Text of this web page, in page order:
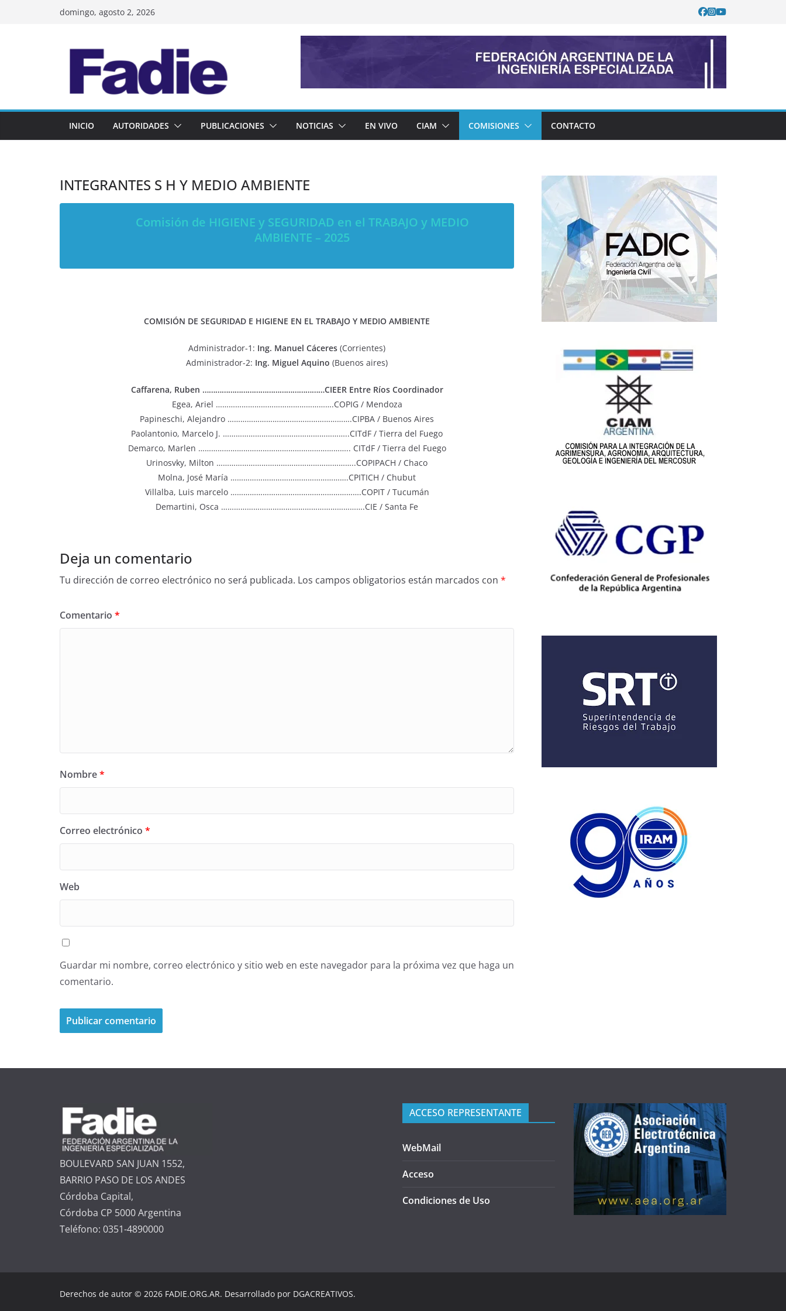
domingo, agosto 2, 2026
INICIO AUTORIDADES PUBLICACIONES NOTICIAS EN VIVO CIAM COMISIONES CONTACTO
INTEGRANTES S H Y MEDIO AMBIENTE
Comisión de HIGIENE y SEGURIDAD en el TRABAJO y MEDIO
AMBIENTE – 2025
COMISIÓN DE SEGURIDAD E HIGIENE EN EL TRABAJO Y MEDIO AMBIENTE
Administrador-1: Ing. Manuel Cáceres (Corrientes)
Administrador-2: Ing. Miguel Aquino (Buenos aires)
Caffarena, Ruben …………………………………………………CIEER Entre Ríos Coordinador
Egea, Ariel ……………………………………………….COPIG / Mendoza
Papineschi, Alejandro ………………………………………………….CIPBA / Buenos Aires
Paolantonio, Marcelo J. …………………………………………………..CITdF / Tierra del Fuego
Demarco, Marlen …………………………………………………………….. CITdF / Tierra del Fuego
Urinosvky, Milton ………………………………………………………..COPIPACH / Chaco
Molna, José María ……………………………………………….CPITICH / Chubut
Villalba, Luis marcelo …………………………………………………….COPIT / Tucumán
Demartini, Osca ………………………………………………………….CIE / Santa Fe
Deja un comentario
Tu dirección de correo electrónico no será publicada. Los campos obligatorios están marcados con *
Comentario *
Nombre*
Correo electrónico *
Web
Guardar mi nombre, correo electrónico y sitio web en este navegador para la próxima vez que haga un
comentario.
BOULEVARD SAN JUAN 1552,
BARRIO PASO DE LOS ANDES
Córdoba Capital,
Córdoba CP 5000 Argentina
Teléfono: 0351-4890000
ACCESO REPRESENTANTE
WebMail
Acceso
Condiciones de Uso
Derechos de autor © 2026 FADIE.ORG.AR. Desarrollado por DGACREATIVOS.